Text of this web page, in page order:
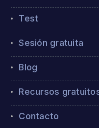
Test
Sesión gratuita
Blog
Recursos
Contacto